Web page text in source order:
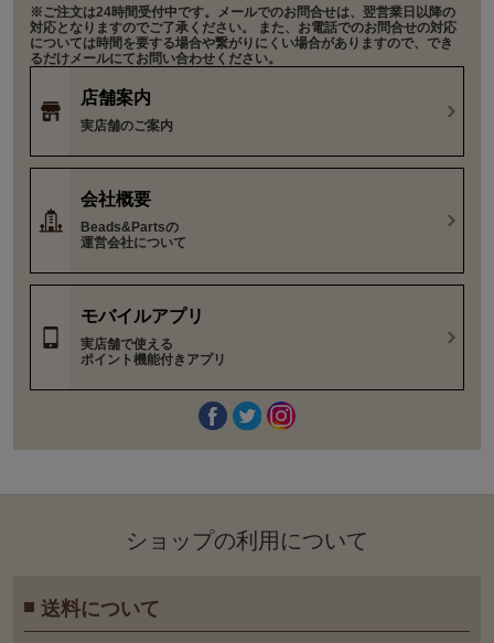
※ご注文は24時間受付中です。メールでのお問合せは、翌営業日以降の
対応となりますのでご了承ください。 また、お電話でのお問合せの対応
については時間を要する場合や繋がりにくい場合がありますので、でき
るだけメールにてお問い合わせください。
店舗案内
実店舗のご案内
会社概要
Beads&Partsの
運営会社について
モバイルアプリ
実店舗で使える
ポイント機能付きアプリ
ショップの利⽤について
送料について